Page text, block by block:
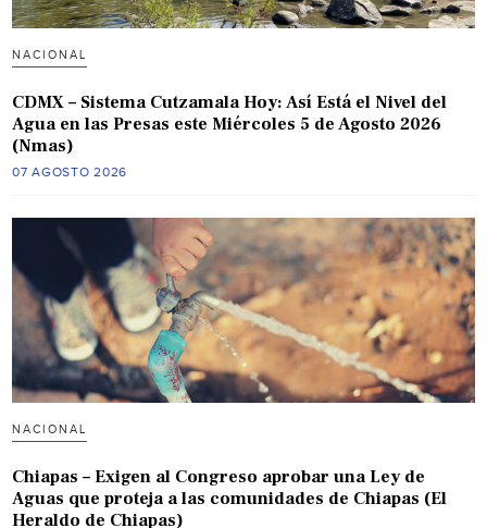
NACIONAL
CDMX – Sistema Cutzamala Hoy: Así Está el Nivel del
Agua en las Presas este Miércoles 5 de Agosto 2026
(Nmas)
07 AGOSTO 2026
NACIONAL
Chiapas – Exigen al Congreso aprobar una Ley de
Aguas que proteja a las comunidades de Chiapas (El
Heraldo de Chiapas)